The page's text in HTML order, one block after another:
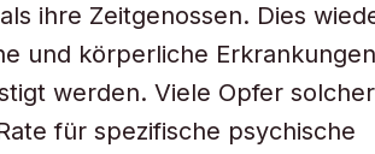
ihre Zeitgenossen. Dies
und körperliche
werden. Viele Opfer solcher
für spezifische psychische